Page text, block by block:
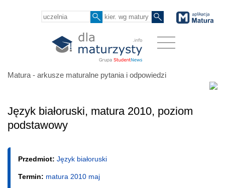
Matura - arkusze maturalne pytania i odpowiedzi
Język białoruski, matura 2010, poziom
podstawowy
Przedmiot: Język białoruski
Termin: matura 2010 maj